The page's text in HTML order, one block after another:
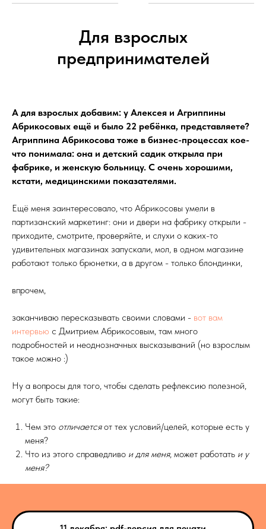
Для взрослых
предпринимателей
А для взрослых добавим: у Алексея и Агриппины
Абрикосовых ещё и было 22 ребёнка, представляете?
Агриппина Абрикосова тоже в бизнес-процессах кое-
что понимала: она и детский садик открыла при
фабрике, и женскую больницу. С очень хорошими,
кстати, медицинскими показателями.
Ещё меня заинтересовало, что Абрикосовы умели в
партизанский маркетинг: они и двери на фабрику открыли -
приходите, смотрите, проверяйте, и слухи о каких-то
удивительных магазинах запускали, мол, в одном магазине
работают только брюнетки, а в другом - только блондинки,
впрочем,
заканчиваю пересказывать своими словами - вот вам
интервью с Дмитрием Абрикосовым, там много
подробностей и неоднозначных высказываний (но взрослым
такое можно :)
Ну а вопросы для того, чтобы сделать рефлексию полезной,
могут быть такие:
Чем это отличаетсяот тех условий/целей, которые есть у
меня?
Что из этого справедливо и для меня, может работать и у
меня?